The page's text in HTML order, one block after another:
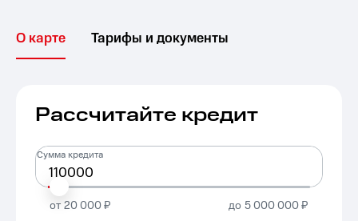
О карте Тарифы и документы
Рассчитайте кредит
Сумма кредита
от 20 000 ₽ до 5 000 000 ₽